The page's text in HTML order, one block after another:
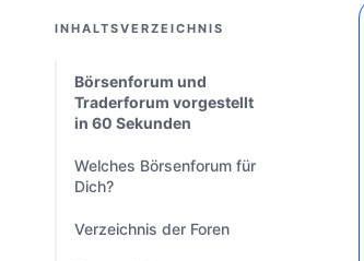
INHALTSVERZEICHNIS
Börsenforum und
Traderforum vorgestellt
in 60 Sekunden
Welches Börsenforum für
Dich?
Verzeichnis der Foren